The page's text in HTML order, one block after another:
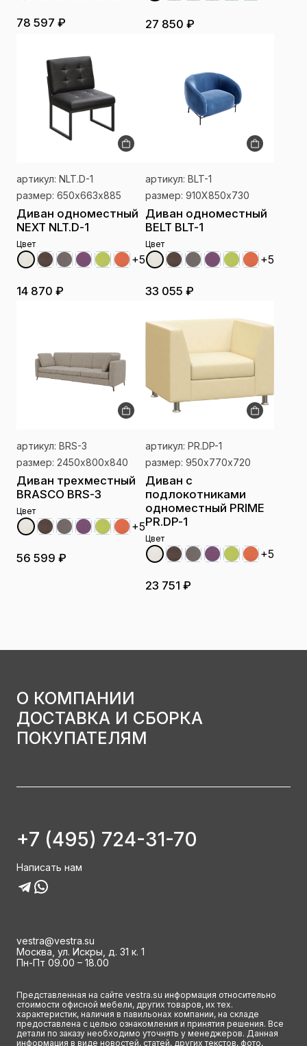
78 597 ₽ 27 850 ₽
артикул: NLT.D-1
размер: 650х663х885
Диван одноместный
NEXT NLT.D-1
Цвет
+5
14 870 ₽
артикул: BLT-1
размер: 910Х850х730
Диван одноместный
BELT BLT-1
Цвет
+5
33 055 ₽
артикул: BRS-3
размер: 2450х800х840
Диван трехместный
BRASCO BRS-3
Цвет
+5
56 599 ₽
артикул: PR.DP-1
размер: 950х770х720
Диван с
подлокотниками
одноместный PRIME
PR.DP-1
Цвет
+5
23 751 ₽
О КОМПАНИИ
ДОСТАВКА И СБОРКА
ПОКУПАТЕЛЯМ
+7 (495) 724-31-70
Написать нам
vestra@vestra.su
Москва, ул. Искры, д. 31 к. 1
Пн-Пт 09.00 – 18.00
Представленная на сайте vestra.su информация относительно
стоимости офисной мебели, других товаров, их тех.
характеристик, наличия в павильонах компании, на складе
предоставлена с целью ознакомления и принятия решения. Все
детали по заказу необходимо уточнять у менеджеров. Данная
информация в виде новостей, статей, других текстов, фото,